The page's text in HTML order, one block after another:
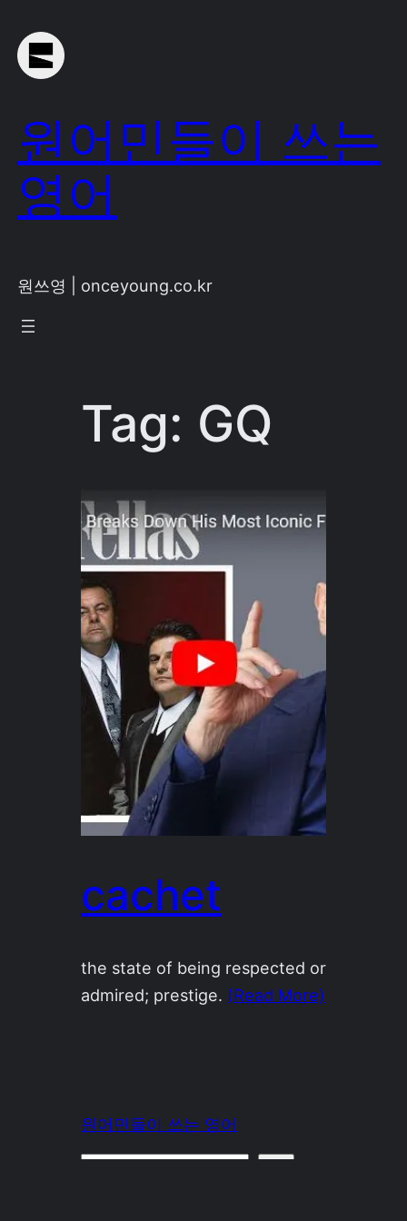
to
content
원어민들이 쓰는
영어
원쓰영 | onceyoung.co.kr
Tag: GQ
cachet
the state of being respected or
admired; prestige. (Read More)
원어민들이 쓰는 영어